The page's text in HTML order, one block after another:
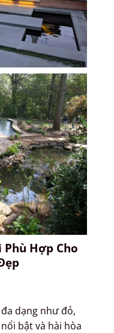
Phù Hợp Cho
dạng như đỏ,
bật và hài hòa